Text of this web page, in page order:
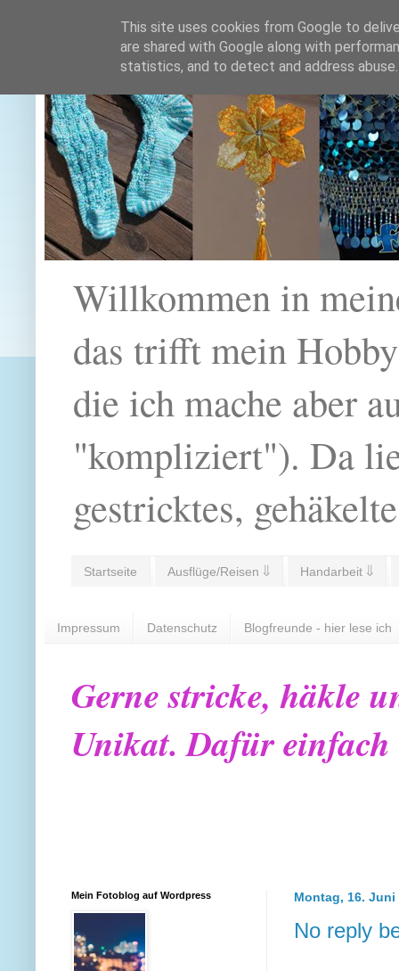
Willkommen in
das trifft mein
die ich mache aber
"kompliziert"). Da
gestricktes,
Startseite Ausflüge/Reisen ⇓ Handarbeit ⇓
Impressum Datenschutz Blogfreunde - hier lese ich
Gerne stricke, häkle
Unikat. Dafür
Montag, 16. Juni
No reply
Mein Fotoblog auf Wordpress
This site uses cookies from Google to
are shared with Google along with
statistics, and to detect and address abuse.